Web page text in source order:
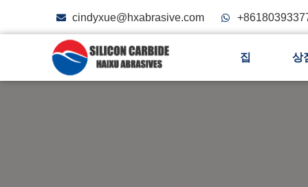
cindyxue@hxabrasive.com
집 상